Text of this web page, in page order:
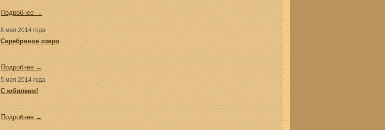
Подробнее →
8 мая 2014 года
Серебряное озеро
Подробнее →
5 мая 2014 года
С юбилеем!
Подробнее →